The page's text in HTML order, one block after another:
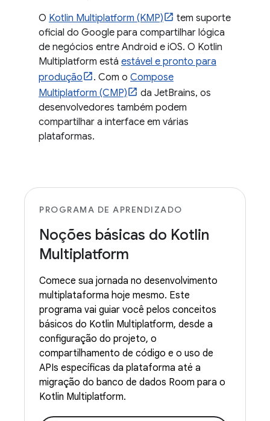
O Kotlin Multiplatform (KMP)
tem suporte
oficial do Google para compartilhar lógica
de negócios entre Android e iOS. O Kotlin
Multiplatform está estável e pronto para
produção
. Com o Compose
Multiplatform (CMP)
da JetBrains, os
desenvolvedores também podem
compartilhar a interface em várias
plataformas.
PROGRAMA DE APRENDIZADO
Noções básicas do Kotlin
Multiplatform
Comece sua jornada no desenvolvimento
multiplataforma hoje mesmo. Este
programa vai guiar você pelos conceitos
básicos do Kotlin Multiplatform, desde a
configuração do projeto, o
compartilhamento de código e o uso de
APIs específicas da plataforma até a
migração do banco de dados Room para o
Kotlin Multiplatform.